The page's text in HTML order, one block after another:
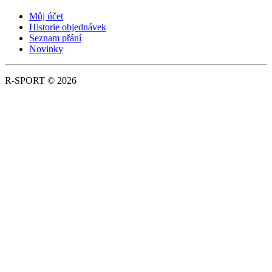
Můj účet
Historie objednávek
Seznam přání
Novinky
R-SPORT © 2026